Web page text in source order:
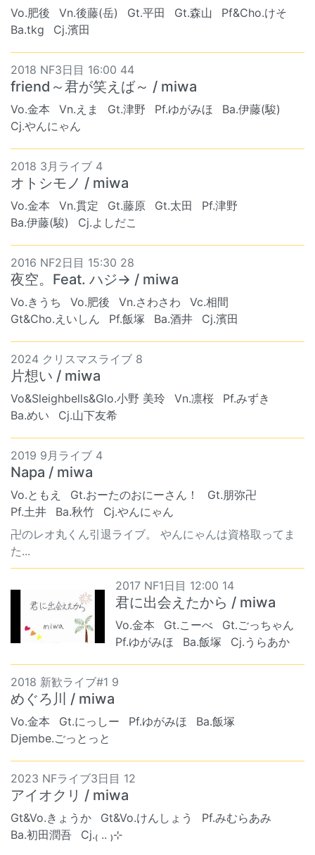
Vo.肥後 Vn.後藤(岳) Gt.平田 Gt.森山
Pf&Cho.けそ
Ba.tkg
Cj.濱田
2018 NF3日目 16:00 44
friend～君が笑えば～ / miwa
Vo.金本 Vn.えま Gt.津野 Pf.ゆがみほ
Ba.伊藤(駿)
Cj.やんにゃん
2018 3月ライブ 4
オトシモノ / miwa
Vo.金本 Vn.貫定 Gt.藤原 Gt.太田
Pf.津野
Ba.伊藤(駿)
Cj.よしだこ
2016 NF2日目 15:30 28
夜空。Feat. ハジ→ / miwa
Vo.きうち Vo.肥後 Vn.さわさわ
Vc.相間
Gt&Cho.えいしん
Pf.飯塚 Ba.酒井 Cj.濱田
2024 クリスマスライブ 8
片想い / miwa
Vo&Sleighbells&Glo.小野 美玲 Vn.凛桜
Pf.みずき
Ba.めい
Cj.山下友希
2019 9月ライブ 4
Napa / miwa
Vo.ともえ Gt.おーたのおにーさん！
Gt.朋弥卍
Pf.土井
Ba.秋竹
Cj.やんにゃん
卍のレオ丸くん引退ライブ。 やんにゃんは資格取ってま
た...
2017 NF1日目 12:00 14
君に出会えたから / miwa
Vo.金本 Gt.こーべ
Gt.ごっちゃん
Pf.ゆがみほ
Ba.飯塚 Cj.うらあか
2018 新歓ライブ#1 9
めぐろ川 / miwa
Vo.金本 Gt.にっしー Pf.ゆがみほ
Ba.飯塚
Djembe.ごっとっと
2023 NFライブ3日目 12
アイオクリ / miwa
Gt&Vo.きょうか Gt&Vo.けんしょう
Pf.みむらあみ
Ba.初田潤吾
Cj.₍ .. ₎⊹